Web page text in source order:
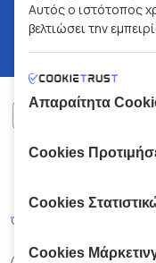
Όροι και Προϋποθέσεις
Αυτός ο ιστότοπος
βελτιώσει την
Απαραίτητα
Cookies
Cookies
Cookies